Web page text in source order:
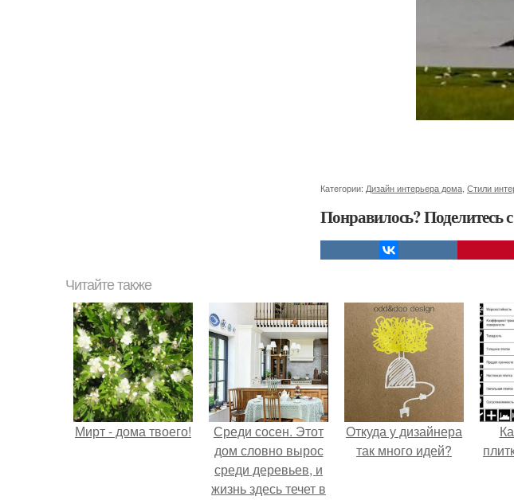
Категории: Дизайн интерьера дома, Стили
Понравилось? Поделитесь
Читайте также
Мирт - дома твоего!
Среди сосен. Этот
дом словно вырос
среди деревьев, и
жизнь здесь течет в
Откуда у дизайнера
так много идей?